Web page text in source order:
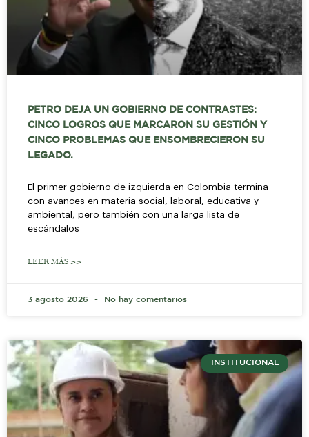
PETRO DEJA UN GOBIERNO DE CONTRASTES:
CINCO LOGROS QUE MARCARON SU GESTIÓN Y
CINCO PROBLEMAS QUE ENSOMBRECIERON SU
LEGADO.
El primer gobierno de izquierda en Colombia termina
con avances en materia social, laboral, educativa y
ambiental, pero también con una larga lista de
escándalos
LEER MÁS >>
3 agosto 2026 No hay comentarios
INSTITUCIONAL